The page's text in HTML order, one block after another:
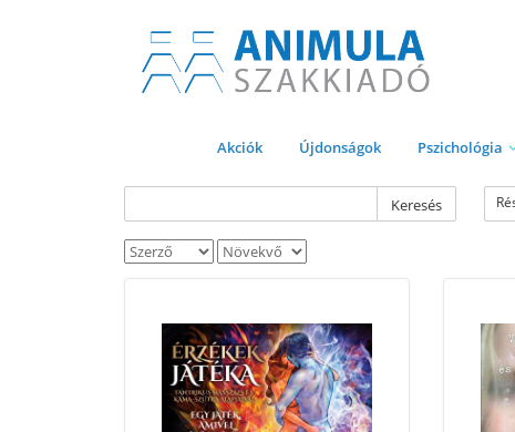
Akciók Újdonságok Pszichológia
Keresés